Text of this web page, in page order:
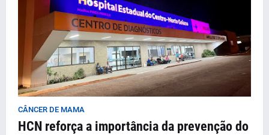
CÂNCER DE MAMA
HCN reforça a importância da prevenção do